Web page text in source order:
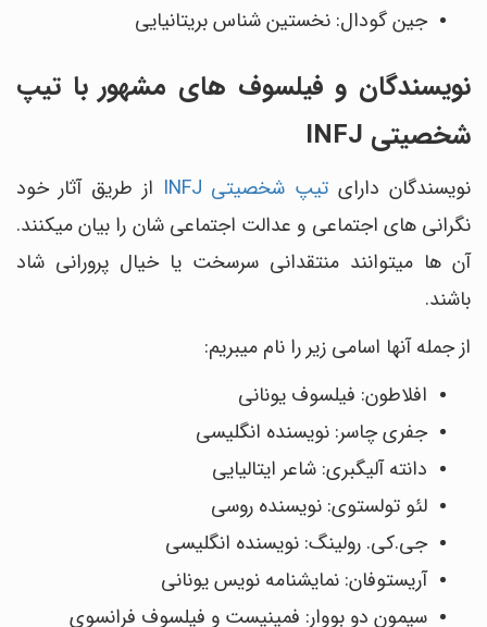
جین گودال: نخستین شناس بریتانیایی
نویسندگان و فیلسوف‎ های مشهور با تیپ
شخصیتی INFJ
نویسندگان دارای تیپ شخصیتی INFJ
از طریق آثار خود
نگرانی های اجتماعی و عدالت اجتماعی شان را بیان می‎کنند.
آن ها می‎توانند منتقدانی سرسخت یا خیال پرورانی شاد
باشند.
از جمله آن‎ها اسامی زیر را نام می‎بریم:
افلاطون: فیلسوف یونانی
جفری چاسر: نویسنده انگلیسی
دانته آلیگبری: شاعر ایتالیایی
لئو تولستوی: نویسنده روسی
جی.کی. رولینگ: نویسنده انگلیسی
آریستوفان: نمایشنامه ‎نویس یونانی
سیمون دو بووار: فمینیست و فیلسوف فرانسوی